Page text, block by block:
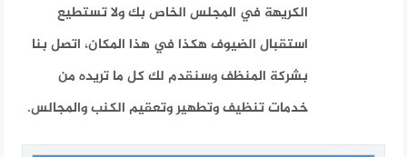
الكريهة في المجلس الخاص بك ولا تستطيع
استقبال الضيوف هكذا في هذا المكان، اتصل بنا
بشركة المنظف وسنقدم لك كل ما تريده من
خدمات تنظيف وتطهير وتعقيم الكنب والمجالس.